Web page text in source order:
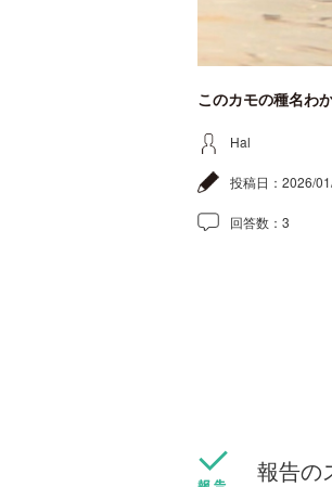
このカモの種名わ
Hal
投稿日： 2026/
回答数： 3
報告の